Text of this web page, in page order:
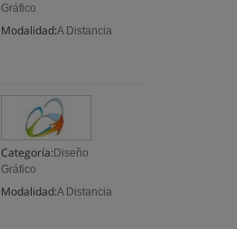
Gráfico
Modalidad:A Distancia
Categoría: Diseño
Gráfico
Modalidad:A Distancia